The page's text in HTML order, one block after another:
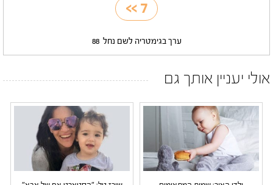
7
>>
ערך בגימטריה לשם נחל 88
אולי יעניין אותך גם